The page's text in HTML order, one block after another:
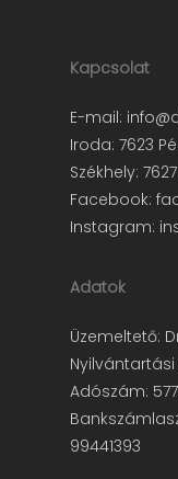
Kapcsolat
E-mail:
Iroda: 7623
Székhely:
Facebook:
Instagram:
Adatok
Üzemeltető:
Adószám:
99441393